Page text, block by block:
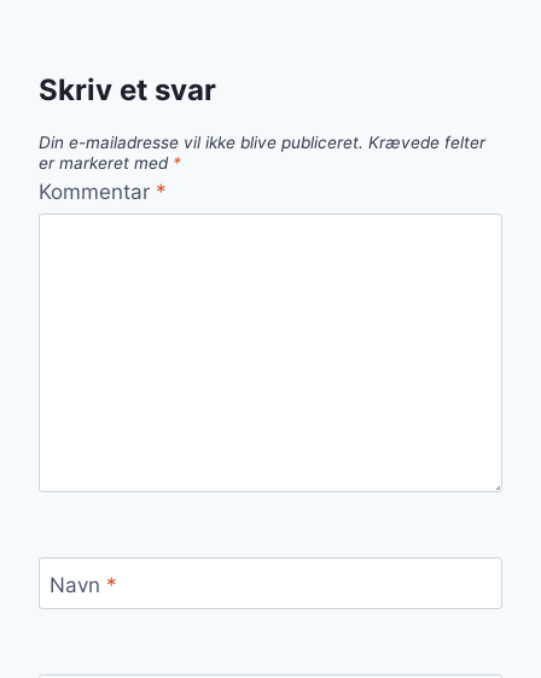
Skriv et svar
Din e-mailadresse vil ikke blive publiceret. Krævede felter
er markeret med *
Kommentar *
Navn *